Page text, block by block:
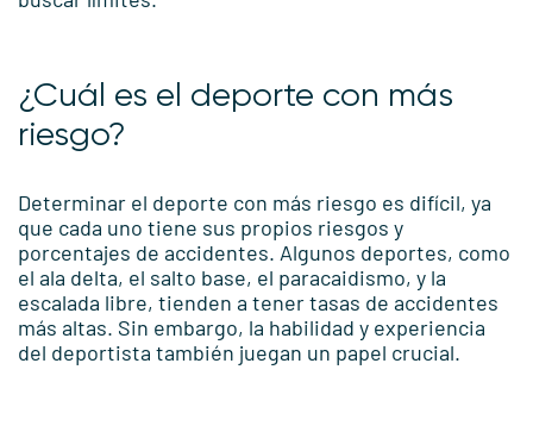
¿Cuál es el deporte con más
riesgo?
Determinar el deporte con más riesgo es difícil, ya
que cada uno tiene sus propios riesgos y
porcentajes de accidentes. Algunos deportes, como
el ala delta, el salto base, el paracaidismo, y la
escalada libre, tienden a tener tasas de accidentes
más altas. Sin embargo, la habilidad y experiencia
del deportista también juegan un papel crucial.